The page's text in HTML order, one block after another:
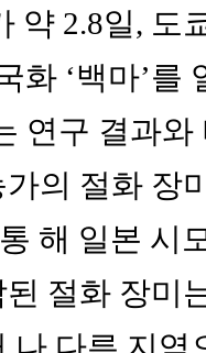
약 2.8일, 도
화 ‘백마’를
연구 결과
의 절화 장
해 일본 시
절화 장미
나 다른 지